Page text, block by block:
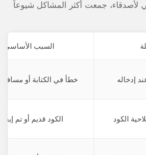
لأصدقاء، جمعت أكثر المشاكل شيوعاً
السبب الأساسي
إدخاله خطأ في الكتابة أو
الكود الكود قديم أو تم